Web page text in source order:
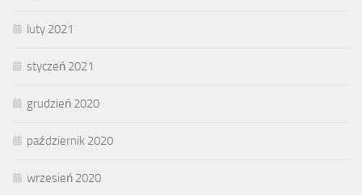
luty 2021
styczeń 2021
grudzień 2020
październik 2020
wrzesień 2020